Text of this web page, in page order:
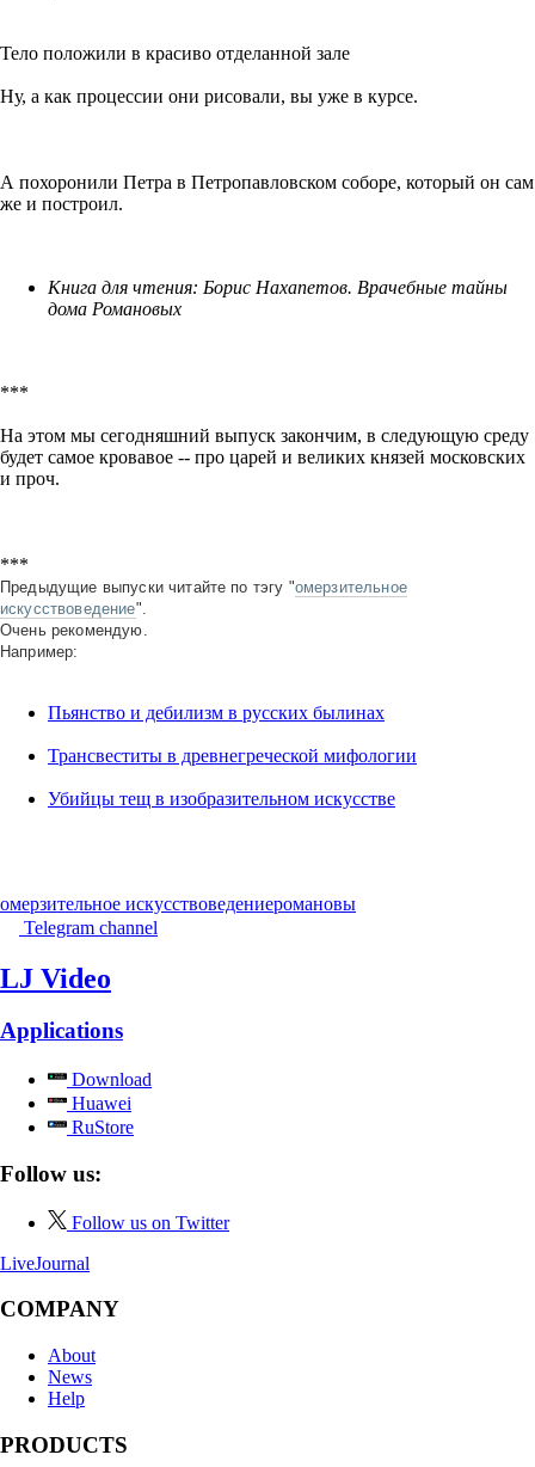
Тело положили в красиво отделанной зале
Ну, а как процессии они рисовали, вы уже в курсе.
А похоронили Петра в Петропавловском соборе, который он сам
же и построил.
Книга для чтения: Борис Нахапетов. Врачебные тайны
дома Романовых
***
На этом мы сегодняшний выпуск закончим, в следующую среду
будет самое кровавое -- про царей и великих князей московских
и проч.
***
Предыдущие выпуски читайте по тэгу "омерзительное
искусствоведение".
Очень рекомендую.
Например:
Пьянство и дебилизм в русских былинах
Трансвеститы в древнегреческой мифологии
Убийцы тещ в изобразительном искусстве
омерзительное искусствоведениеромановы
Telegram channel
LJ Video
Applications
Download
Huawei
RuStore
Follow us:
Follow us on Twitter
LiveJournal
COMPANY
About
News
Help
PRODUCTS